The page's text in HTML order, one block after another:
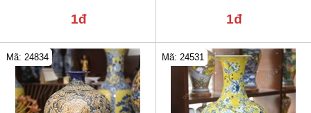
1đ 1đ
Mã: 24834 Mã: 24531